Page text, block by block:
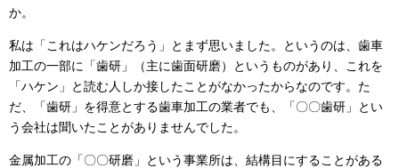
か。
私は「これはハケンだろう」とまず思いました。というのは、歯車
加工の一部に「歯研」（主に歯面研磨）というものがあり、これを
「ハケン」と読む人しか接したことがなかったからなのです。た
だ、「歯研」を得意とする歯車加工の業者でも、「〇〇歯研」とい
う会社は聞いたことがありませんでした。
金属加工の「〇〇研磨」という事業所は、結構目にすることがある